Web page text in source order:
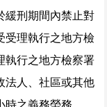
緩刑期間內禁止對
受理執行之地方檢
執行之地方檢察署
法人、社區或其他
之義務勞務。